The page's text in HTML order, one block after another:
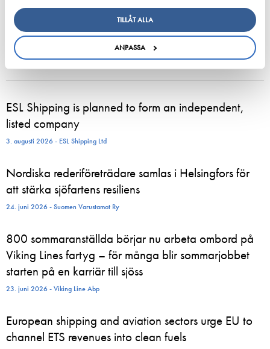
TILLÅT ALLA
ANPASSA
ESL Shipping is planned to form an independent,
listed company
3. augusti 2026 - ESL Shipping Ltd
Nordiska rederiföreträdare samlas i Helsingfors för
att stärka sjöfartens resiliens
24. juni 2026 - Suomen Varustamot Ry
800 sommaranställda börjar nu arbeta ombord på
Viking Lines fartyg – för många blir sommarjobbet
starten på en karriär till sjöss
23. juni 2026 - Viking Line Abp
European shipping and aviation sectors urge EU to
channel ETS revenues into clean fuels